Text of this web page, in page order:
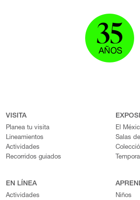
VISITA
Planea tu visita
Lineamientos
Actividades
Recorridos guiados
El
Salas
EN LÍNEA
Actividades
Niños